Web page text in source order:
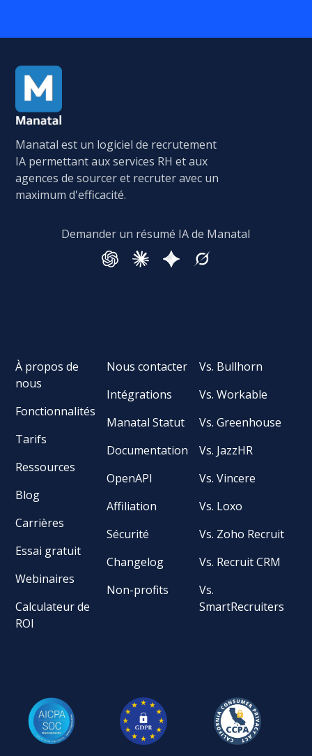
Manatal est un logiciel de recrutement
IA permettant aux services RH et aux
agences de sourcer et recruter avec un
maximum d'efficacité.
Demander un résumé IA de Manatal
À propos de
nous
Fonctionnalités
Tarifs
Ressources
Blog
Carrières
Essai gratuit
Webinaires
Calculateur de
ROI
Nous contacter
Intégrations
Manatal Statut
Documentation
OpenAPI
Affiliation
Sécurité
Changelog
Non-profits
Vs. Bullhorn
Vs. Workable
Vs. Greenhouse
Vs. JazzHR
Vs. Vincere
Vs. Loxo
Vs. Zoho Recruit
Vs. Recruit CRM
Vs.
SmartRecruiters